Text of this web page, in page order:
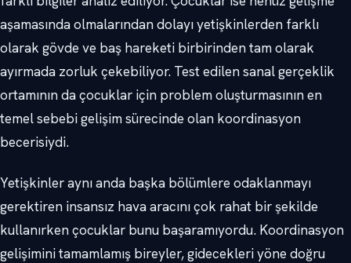
aşamasında olmalarından dolayı yetişkinlerden farklı
olarak gövde ve baş hareketi birbirinden tam olarak
ayırmada zorluk çekebiliyor. Test edilen sanal gerçeklik
ortamının da çocuklar için problem oluşturmasının en
temel sebebi gelişim sürecinde olan koordinasyon
becerisiydi.
Yetişkinler aynı anda başka bölümlere odaklanmayı
gerektiren insansız hava aracını çok rahat bir şekilde
kullanırken çocuklar bunu başaramıyordu. Koordinasyon
gelişimini tamamlamış bireyler, gidecekleri yöne doğru